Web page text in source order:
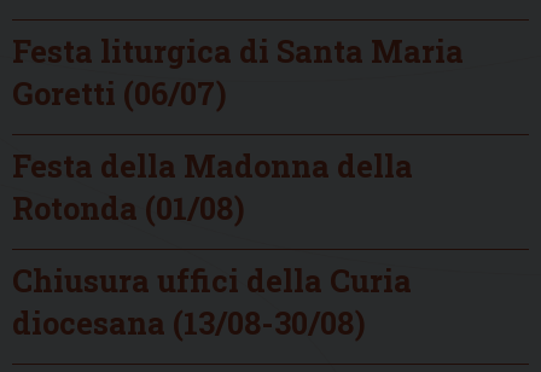
Festa liturgica di Santa Maria
Goretti (06/07)
Festa della Madonna della
Rotonda (01/08)
Chiusura uffici della Curia
diocesana (13/08-30/08)